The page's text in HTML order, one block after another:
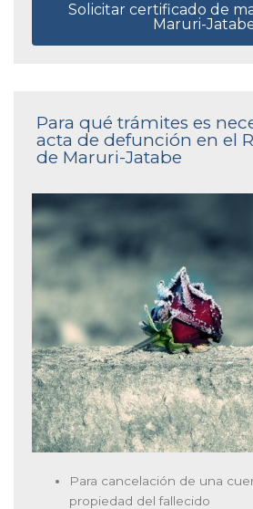
Solicitar certificado de
Maruri-
Para qué trámites es
acta de defunción en el
de Maruri-Jatabe
Para cancelación de una
propiedad del fallecido